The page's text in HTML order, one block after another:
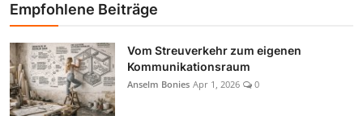
Empfohlene Beiträge
Vom Streuverkehr zum eigenen
Kommunikationsraum
Anselm Bonies Apr 1, 2026 0